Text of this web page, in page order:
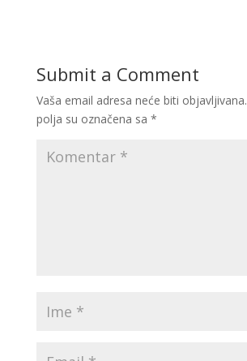
Submit a Comment
Vaša email adresa neće biti objavljivana.
polja su označena sa *